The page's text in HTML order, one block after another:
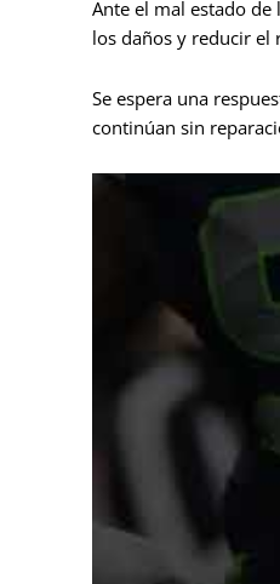
Ante el mal estado
los daños y reducir el
Se espera una
continúan sin